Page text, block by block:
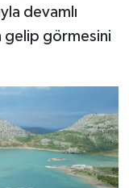
devamlı
gelip görmesini